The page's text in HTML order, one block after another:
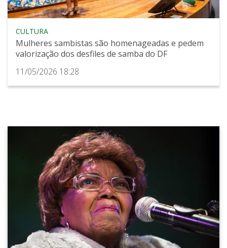
CULTURA
Mulheres sambistas são homenageadas e pedem
valorização dos desfiles de samba do DF
11/05/2026 18:28